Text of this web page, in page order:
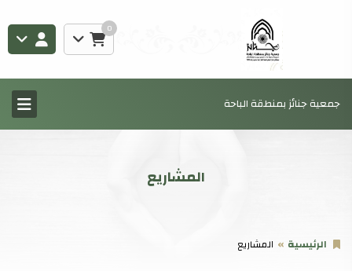
0
جمعية جنائز بمنطقة الباحة
المشاريع
الرئيسية المشاريع